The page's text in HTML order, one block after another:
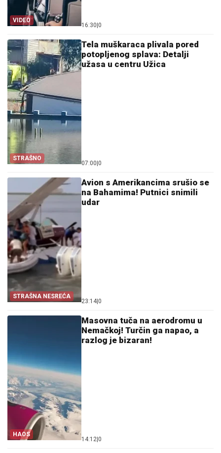
VIDEO
16:30 0
STRAŠNO
Tela muškaraca plivala pored
potopljenog splava: Detalji
užasa u centru Užica
07:00 0
STRAŠNA NESREĆA
Avion s Amerikancima srušio se
na Bahamima! Putnici snimili
udar
23:14 0
HAOS
Masovna tuča na aerodromu u
Nemačkoj! Turčin ga napao, a
razlog je bizaran!
14:12 0